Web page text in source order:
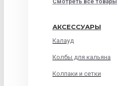
Смотреть все товары
АКСЕССУАРЫ
Калауд
Колбы для кальяна
Колпаки и сетки